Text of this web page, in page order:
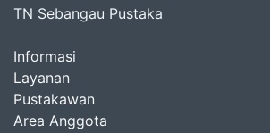
TN Sebangau Pustaka
Informasi
Layanan
Pustakawan
Area Anggota